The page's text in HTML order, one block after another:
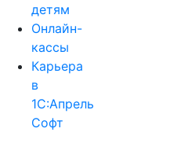
детям
Онлайн-
кассы
Карьера
в
1С:Апрель
Софт